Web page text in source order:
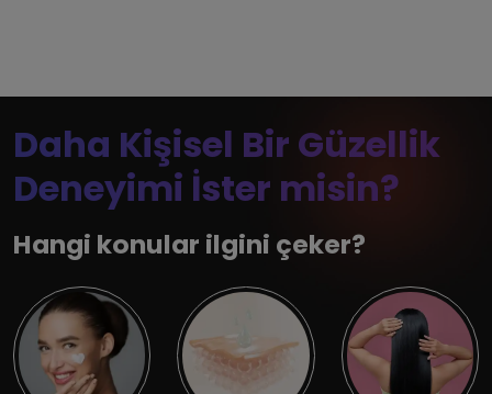
Daha Kişisel Bir Güzellik
Deneyimi İster misin?
Hangi konular ilgini çeker?